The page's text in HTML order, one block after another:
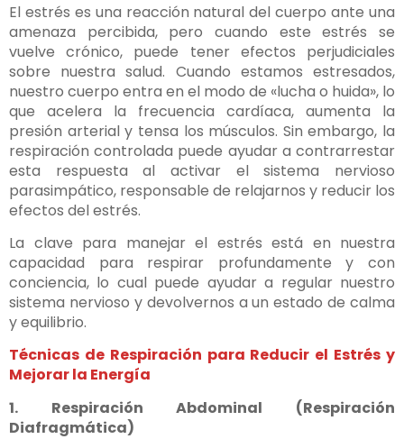
El estrés es una reacción natural del cuerpo ante una
amenaza percibida, pero cuando este estrés se
vuelve crónico, puede tener efectos perjudiciales
sobre nuestra salud. Cuando estamos estresados,
nuestro cuerpo entra en el modo de «lucha o huida», lo
que acelera la frecuencia cardíaca, aumenta la
presión arterial y tensa los músculos. Sin embargo, la
respiración controlada puede ayudar a contrarrestar
esta respuesta al activar el sistema nervioso
parasimpático, responsable de relajarnos y reducir los
efectos del estrés.
La clave para manejar el estrés está en nuestra
capacidad para respirar profundamente y con
conciencia, lo cual puede ayudar a regular nuestro
sistema nervioso y devolvernos a un estado de calma
y equilibrio.
Técnicas de Respiración para Reducir el Estrés y
Mejorar la Energía
1. Respiración Abdominal (Respiración
Diafragmática)